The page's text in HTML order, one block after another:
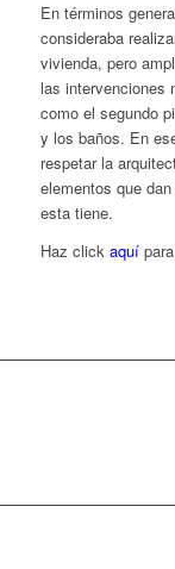
En términos
consideraba
vivienda, pero
las intervenciones
como el segundo
y los baños. En
respetar la
elementos que
esta tiene.
Haz click aquípara